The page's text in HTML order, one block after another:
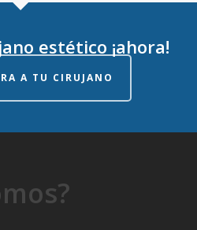
estético ¡ahora!
A TU CIRUJANO